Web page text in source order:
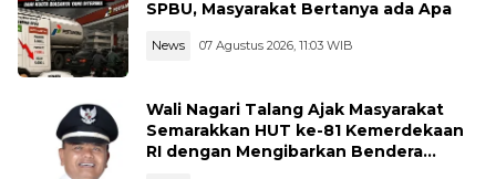
SPBU, Masyarakat Bertanya ada Apa
News 07 Agustus 2026, 11:03 WIB
Wali Nagari Talang Ajak Masyarakat
Semarakkan HUT ke-81 Kemerdekaan
RI dengan Mengibarkan Bendera